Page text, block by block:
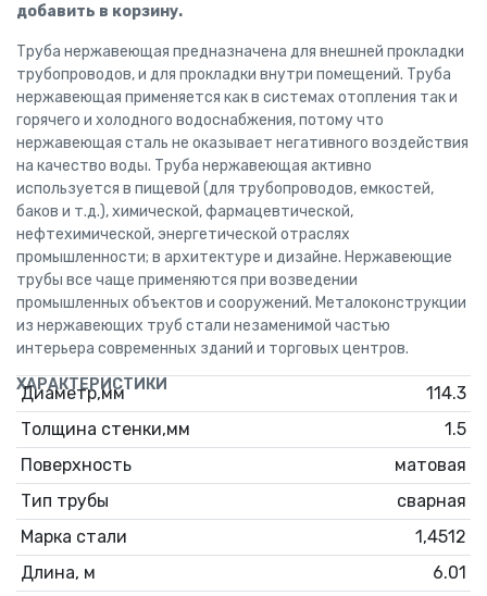
добавить в корзину.
Труба нержавеющая предназначена для внешней прокладки
трубопроводов, и для прокладки внутри помещений. Труба
нержавеющая применяется как в системах отопления так и
горячего и холодного водоснабжения, потому что
нержавеющая сталь не оказывает негативного воздействия
на качество воды. Труба нержавеющая активно
используется в пищевой (для трубопроводов, емкостей,
баков и т.д.), химической, фармацевтической,
нефтехимической, энергетической отраслях
промышленности; в архитектуре и дизайне. Нержавеющие
трубы все чаще применяются при возведении
промышленных объектов и сооружений. Металоконструкции
из нержавеющих труб стали незаменимой частью
интерьера современных зданий и торговых центров.
ХАРАКТЕРИСТИКИ
Диаметр,мм
114.3
Толщина стенки,мм
1.5
Поверхность
матовая
Тип трубы
сварная
Марка стали
1,4512
Длина, м
6.01